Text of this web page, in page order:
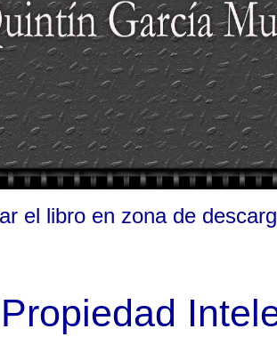
el libro en zona de